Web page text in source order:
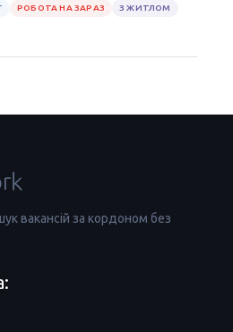
РОБОТА НА ЗАРАЗ
З ЖИТЛОМ
вакансій за кордоном без